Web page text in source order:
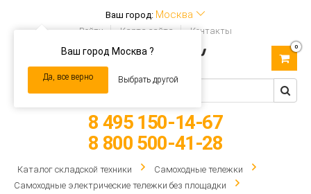
Ваш город: Москва
Ваш город Москва ?
Да, все верно Выбрать другой
Войти Карта сайта Контакты
navigation
0
8 495 150-14-67
8 800 500-41-28
Каталог складской техники
Самоходные тележки
Самоходные электрические тележки без площадки